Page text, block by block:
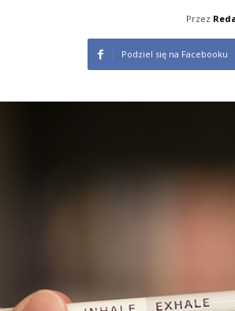
Przez
Podziel się na Facebooku